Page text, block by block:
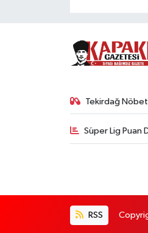
Tekirdağ
Süper Lig Puan
RSS